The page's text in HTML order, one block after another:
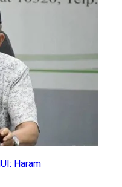
Haram